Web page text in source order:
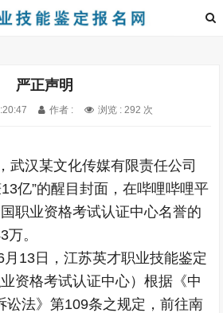
严正声明
作者 : 浏览 : 292 次
武汉某文化传媒有限责任公司
亿”的醒目封面，在哔哩哔哩平
职业资格考试认证中心名誉的
。
13日，江苏英才职业技能鉴定
资格考试认证中心）根据《中
讼法》第109条之规定，前往南